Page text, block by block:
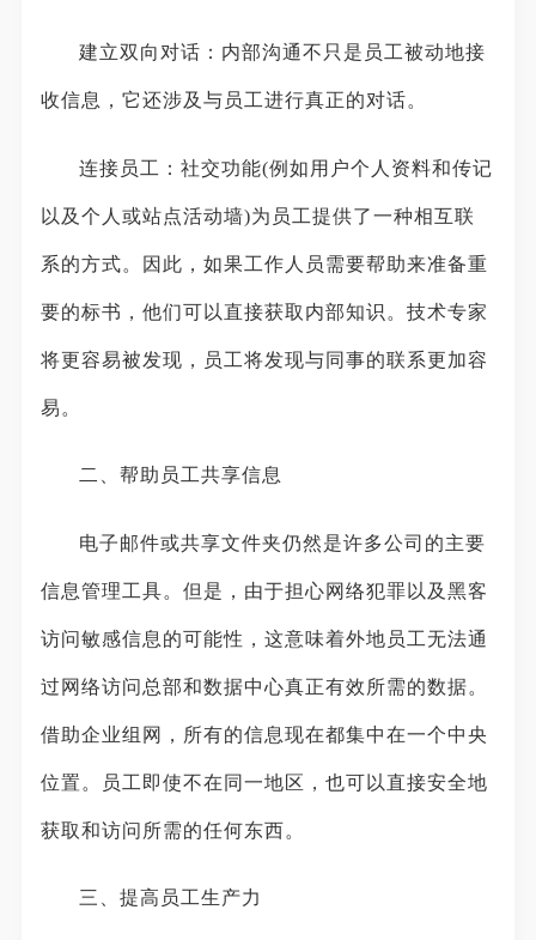
建立双向对话：内部沟通不只是员工被动地接
收信息，它还涉及与员工进行真正的对话。
连接员工：社交功能(例如用户个人资料和传记
以及个人或站点活动墙)为员工提供了一种相互联
系的方式。因此，如果工作人员需要帮助来准备重
要的标书，他们可以直接获取内部知识。技术专家
将更容易被发现，员工将发现与同事的联系更加容
易。
二、帮助员工共享信息
电子邮件或共享文件夹仍然是许多公司的主要
信息管理工具。但是，由于担心网络犯罪以及黑客
访问敏感信息的可能性，这意味着外地员工无法通
过网络访问总部和数据中心真正有效所需的数据。
借助企业组网，所有的信息现在都集中在一个中央
位置。员工即使不在同一地区，也可以直接安全地
获取和访问所需的任何东西。
三、提高员工生产力